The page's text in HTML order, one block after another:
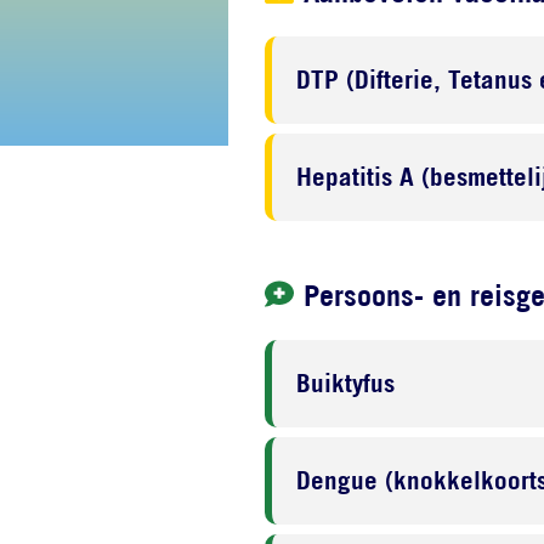
DTP (Difterie, Tetanus
Hepatitis A
Persoons- en
Buiktyfus
Dengue